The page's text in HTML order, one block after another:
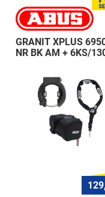
GRANIT XPLUS
NR BK AM + 6KS/